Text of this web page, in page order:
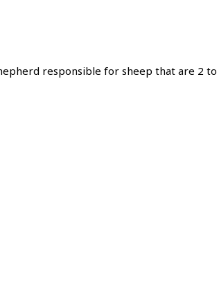
responsible for sheep that are 2 to